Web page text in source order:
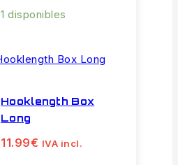
1 disponibles
Hooklength Box
Long
11.99€ IVA incl.